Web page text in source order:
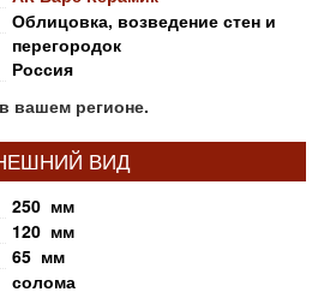
Облицовка, возведение стен и
перегородок
Россия
вашем регионе.
ВИД
250 мм
120 мм
65 мм
солома